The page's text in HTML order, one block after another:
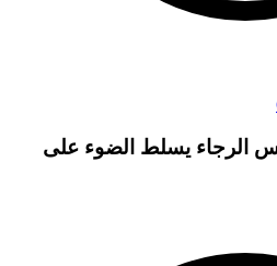
الرجاء يسلط الضوء على